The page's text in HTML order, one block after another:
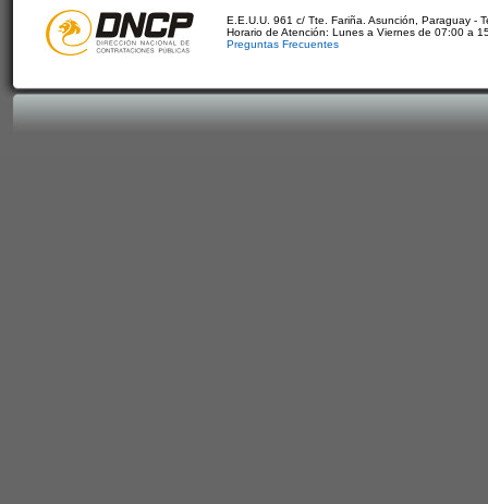
E.E.U.U. 961 c/ Tte. Fariña. Asunción, Paraguay -
Horario de Atención: Lunes a Viernes de 07:00 a
Preguntas Frecuentes